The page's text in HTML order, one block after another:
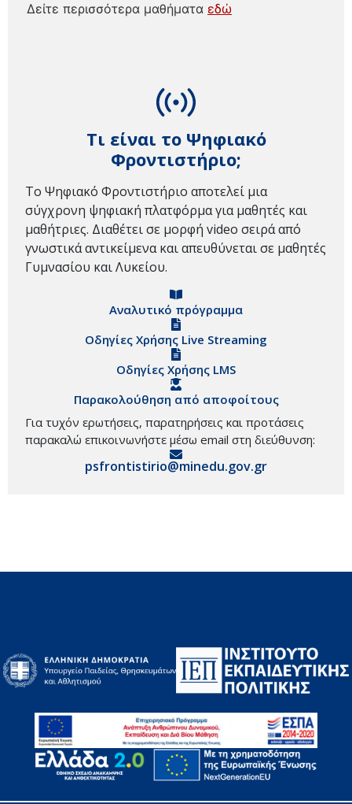
Τι είναι το Ψηφιακό
Φροντιστήριο;
Το Ψηφιακό Φροντιστήριο αποτελεί μια
σύγχρονη ψηφιακή πλατφόρμα για μαθητές και
μαθήτριες. Διαθέτει σε μορφή video σειρά από
γνωστικά αντικείμενα και απευθύνεται σε μαθητές
Γυμνασίου και Λυκείου.
Αναλυτικό πρόγραμμα
Οδηγίες Χρήσης Live Streaming
Οδηγίες Χρήσης LMS
Παρακολούθηση από αποφοίτους
Για τυχόν ερωτήσεις, παρατηρήσεις και προτάσεις
παρακαλώ επικοινωνήστε μέσω email στη διεύθυνση:
psfrontistirio@minedu.gov.gr
Δείτε περισσότερα μαθήματα εδώ